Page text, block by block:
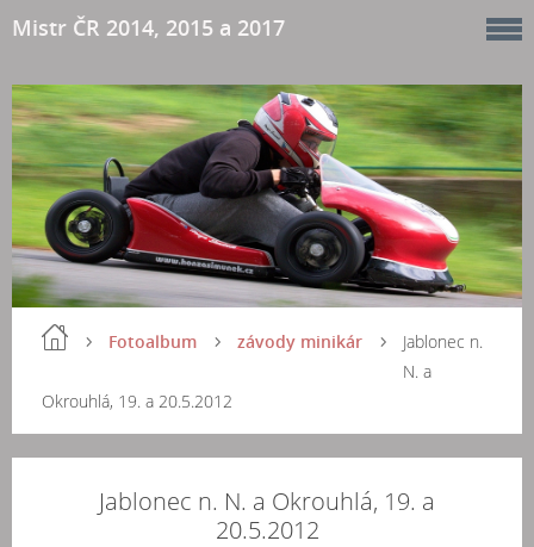
Mistr ČR 2014, 2015 a 2017
Fotoalbum závody minikár
Jablonec n.
N. a
Okrouhlá, 19. a 20.5.2012
Jablonec n. N. a Okrouhlá, 19. a
20.5.2012